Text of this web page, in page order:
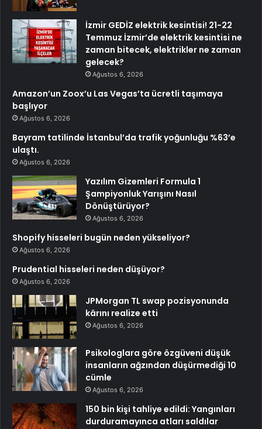
İzmir GEDİZ elektrik kesintisi! 21-22
Temmuz İzmir’de elektrik kesintisi ne
zaman bitecek, elektrikler ne zaman
gelecek?
Ağustos 6, 2026
Amazon’un Zoox’u Las Vegas’ta ücretli taşımaya
başlıyor
Ağustos 6, 2026
Bayram tatilinde İstanbul’da trafik yoğunluğu %63’e
ulaştı.
Ağustos 6, 2026
Yazılım Gizemleri Formula 1
Şampiyonluk Yarışını Nasıl
Dönüştürüyor?
Ağustos 6, 2026
Shopify hisseleri bugün neden yükseliyor?
Ağustos 6, 2026
Prudential hisseleri neden düşüyor?
Ağustos 6, 2026
JPMorgan TL swap pozisyonunda
kârını realize etti
Ağustos 6, 2026
Psikologlara göre özgüveni düşük
insanların ağzından düşürmediği 10
cümle
Ağustos 6, 2026
150 bin kişi tahliye edildi: Yangınları
durduramayınca atları saldılar